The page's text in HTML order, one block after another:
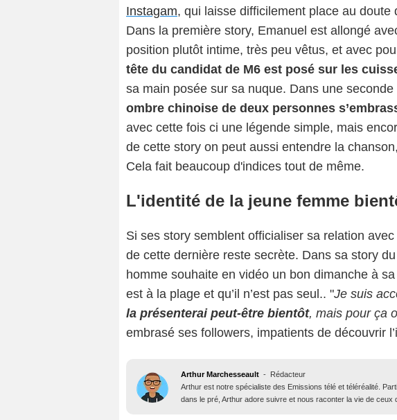
Instagam, qui laisse difficilement place au
Dans la première story, Emanuel est allongé
position plutôt intime, très peu vêtus, et avec
tête du candidat de M6 est posé sur les
sa main posée sur sa nuque. Dans une seconde
ombre chinoise de deux personnes
avec cette fois ci une légende simple, mais
de cette story on peut aussi entendre la chanson,
Cela fait beaucoup d'indices tout de même.
L'identité de la jeune femme
Si ses story semblent officialiser sa relation
de cette dernière reste secrète. Dans sa story
homme souhaite en vidéo un bon dimanche à
est à la plage et qu’il n’est pas seul.. "Je suis
la présenterai peut-être bientôt, mais pour ça
embrasé ses followers, impatients de découvrir
Arthur Marchesseault -
Rédacteur
Arthur est notre spécialiste des Emissions télé et téléréalité.
dans le pré, Arthur adore suivre et nous raconter la vie de ceux